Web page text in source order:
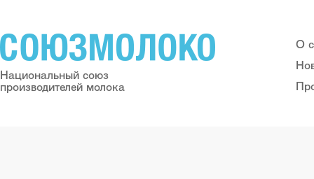
Национальный союз
производителей молока
О